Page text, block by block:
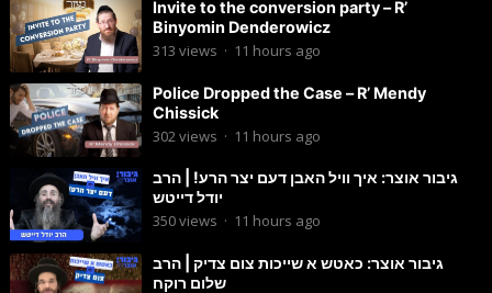
Invite to the conversion party – R’
Binyomin Denderowicz
313 views · 11 hours ago
Police Dropped the Case – R’ Mendy
Chissick
302views · 11 hours ago
גיבור אוצר: איך וויל האבן דעם יצר הרע! | הרב
יודל דייטש
350views · 11 hours ago
גיבור אוצר: כאטש א שייכות צום צדיק | הרב
שלום רוקח